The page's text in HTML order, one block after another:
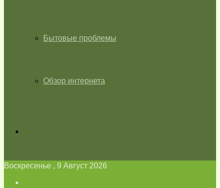
Бытовые проблемы
Обзор интернета
Воскресенье , 9 Август 2026